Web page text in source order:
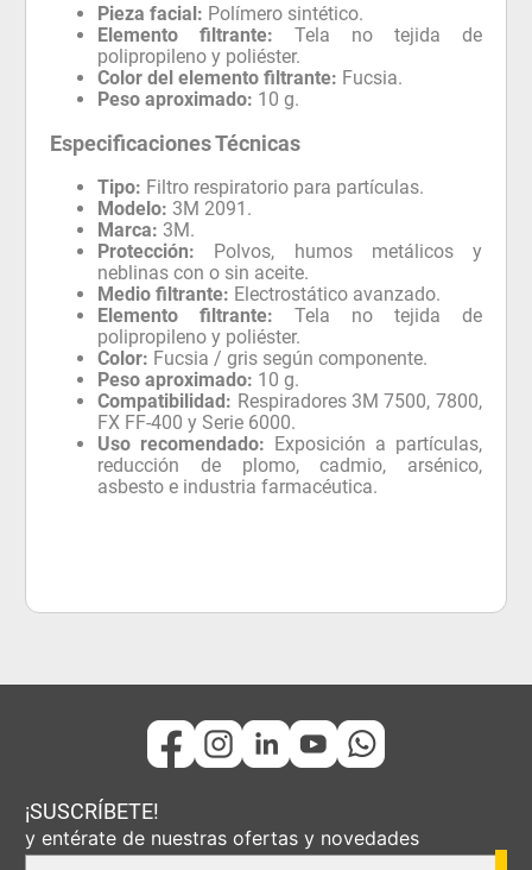
Pieza facial: Polímero sintético.
Elemento filtrante: Tela no tejida de
polipropileno y poliéster.
Color del elemento filtrante: Fucsia.
Peso aproximado: 10 g.
Especificaciones Técnicas
Tipo: Filtro respiratorio para partículas.
Modelo: 3M 2091.
Marca: 3M.
Protección: Polvos, humos metálicos y
neblinas con o sin aceite.
Medio filtrante: Electrostático avanzado.
Elemento filtrante: Tela no tejida de
polipropileno y poliéster.
Color: Fucsia / gris según componente.
Peso aproximado: 10 g.
Compatibilidad: Respiradores 3M 7500, 7800,
FX FF-400 y Serie 6000.
Uso recomendado: Exposición a partículas,
reducción de plomo, cadmio, arsénico,
asbesto e industria farmacéutica.
¡SUSCRÍBETE!
y entérate de nuestras ofertas y novedades